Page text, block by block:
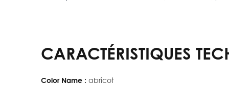
CARACTÉRISTIQUES
Color Name : abricot